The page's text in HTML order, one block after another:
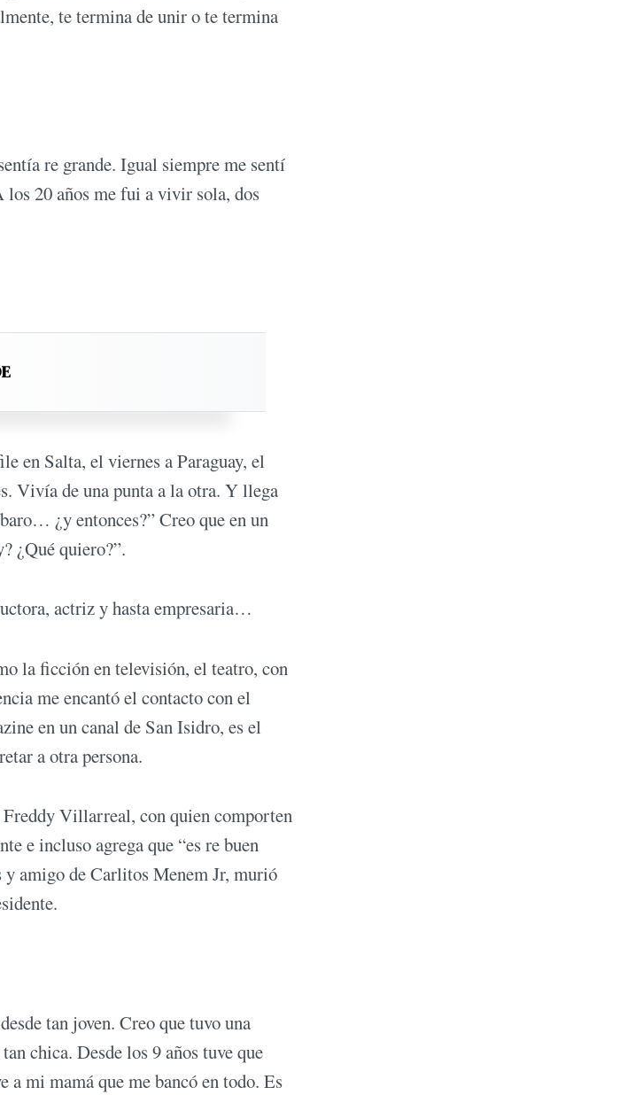
te termina de unir o te termina
re grande. Igual siempre me sentí
los 20 años me fui a vivir sola, dos
en Salta, el viernes a Paraguay, el
Vivía de una punta a la otra. Y llega
¿y entonces?” Creo que en un
¿Qué quiero?”.
actriz y hasta empresaria…
la ficción en televisión, el teatro, con
me encantó el contacto con el
en un canal de San Isidro, es el
a otra persona.
Villarreal, con quien comporten
e incluso agrega que “es re buen
y amigo de Carlitos Menem Jr, murió
tan joven. Creo que tuvo una
chica. Desde los 9 años tuve que
mi mamá que me bancó en todo. Es